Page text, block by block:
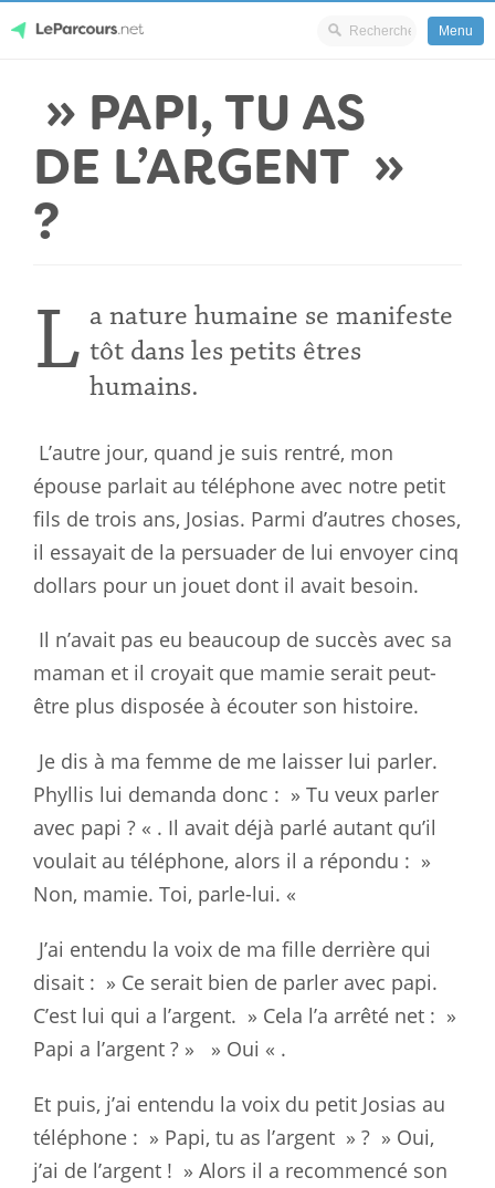
LeParcours.net
Menu
» PAPI, TU AS
DE L’ARGENT »
?
L a nature humaine se manifeste
tôt dans les petits êtres
humains.
L’autre jour, quand je suis rentré, mon
épouse parlait au téléphone avec notre petit
fils de trois ans, Josias. Parmi d’autres choses,
il essayait de la persuader de lui envoyer cinq
dollars pour un jouet dont il avait besoin.
Il n’avait pas eu beaucoup de succès avec sa
maman et il croyait que mamie serait peut-
être plus disposée à écouter son histoire.
Je dis à ma femme de me laisser lui parler.
Phyllis lui demanda donc : » Tu veux parler
avec papi ? « . Il avait déjà parlé autant qu’il
voulait au téléphone, alors il a répondu : »
Non, mamie. Toi, parle-lui. «
J’ai entendu la voix de ma fille derrière qui
disait : » Ce serait bien de parler avec papi.
C’est lui qui a l’argent. » Cela l’a arrêté net : »
Papi a l’argent ? » » Oui « .
Et puis, j’ai entendu la voix du petit Josias au
téléphone : » Papi, tu as l’argent » ? » Oui,
j’ai de l’argent ! » Alors il a recommencé son